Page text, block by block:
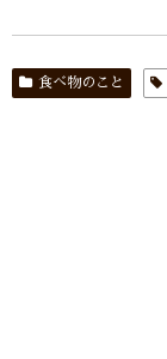
食べ物のこと